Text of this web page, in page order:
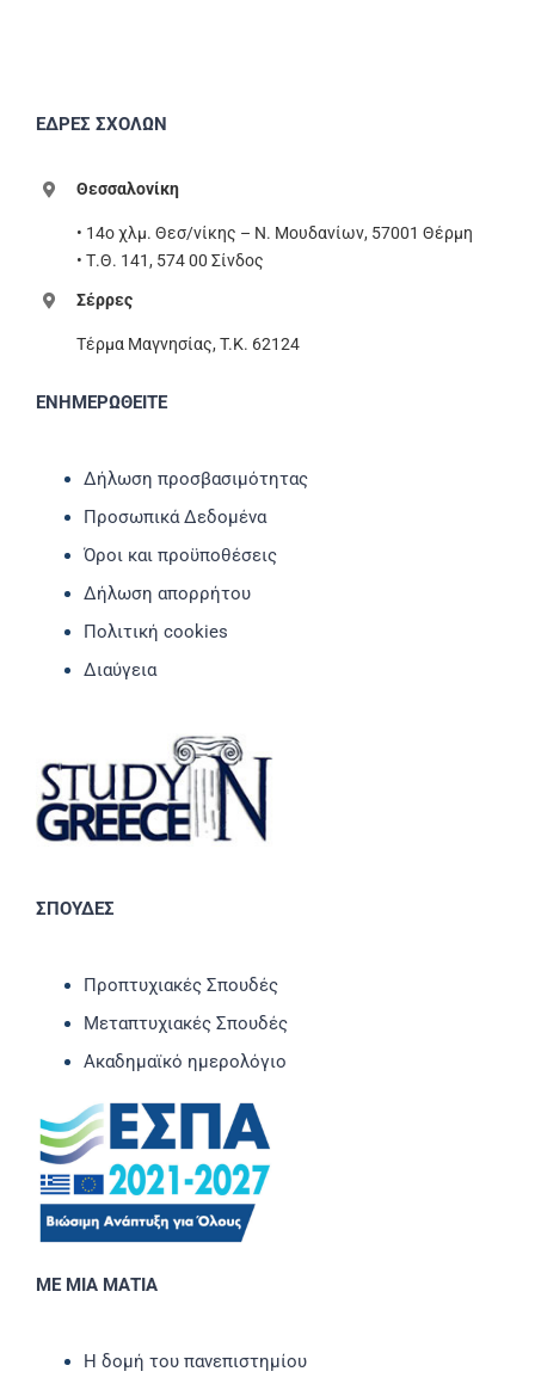
ΕΔΡΕΣ ΣΧΟΛΩΝ
Θεσσαλονίκη
• 14ο χλμ. Θεσ/νίκης – Ν. Μουδανίων, 57001 Θέρμη
• Τ.Θ. 141, 574 00 Σίνδος
Σέρρες
Τέρμα Μαγνησίας, T.K. 62124
ΕΝΗΜΕΡΩΘΕΙΤΕ
Δήλωση προσβασιμότητας
Προσωπικά Δεδομένα
Όροι και προϋποθέσεις
Δήλωση απορρήτου
Πολιτική cookies
Διαύγεια
ΣΠΟΥΔΕΣ
Προπτυχιακές Σπουδές
Μεταπτυχιακές Σπουδές
Ακαδημαϊκό ημερολόγιο
ΜΕ ΜΙΑ ΜΑΤΙΑ
Η δομή του πανεπιστημίου